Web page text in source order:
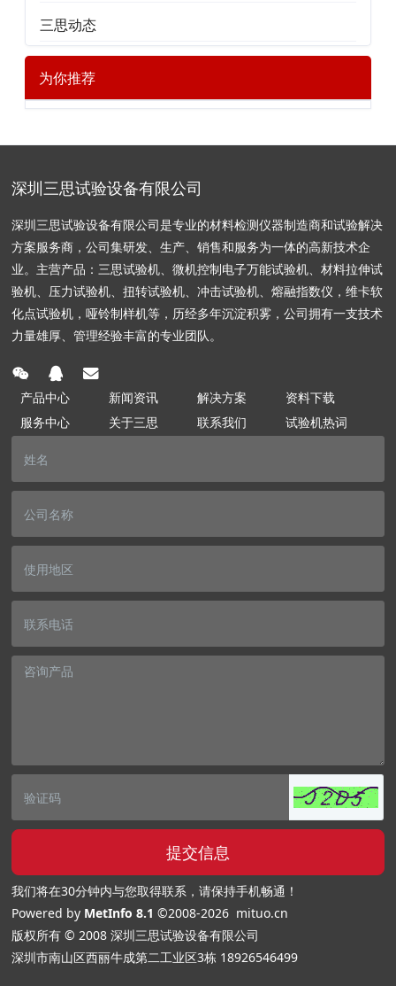
三思动态
为你推荐
深圳三思试验设备有限公司
深圳三思试验设备有限公司是专业的材料检测仪器制造商和试验解决
方案服务商，公司集研发、生产、销售和服务为一体的高新技术企
业。主营产品：三思试验机、微机控制电子万能试验机、材料拉伸试
验机、压力试验机、扭转试验机、冲击试验机、熔融指数仪，维卡软
化点试验机，哑铃制样机等，历经多年沉淀积雾，公司拥有一支技术
力量雄厚、管理经验丰富的专业团队。
产品中心 新闻资讯 解决方案
资料下载
服务中心
关于三思 联系我们 试验机热词
提交信息
我们将在30分钟内与您取得联系，请保持手机畅通！
Powered by MetInfo 8.1 ©2008-2026 mituo.cn
版权所有 © 2008 深圳三思试验设备有限公司
深圳市南山区西丽牛成第二工业区3栋 18926546499